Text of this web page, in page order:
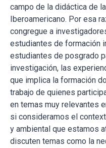
campo de la didáctica de
Iberoamericano. Por esa
congregue a
estudiantes de formación
estudiantes de posgrado
investigación, las
que implica la formación
trabajo de quienes
en temas muy relevantes
si consideramos el
y ambiental que estamos
discuten temas como la